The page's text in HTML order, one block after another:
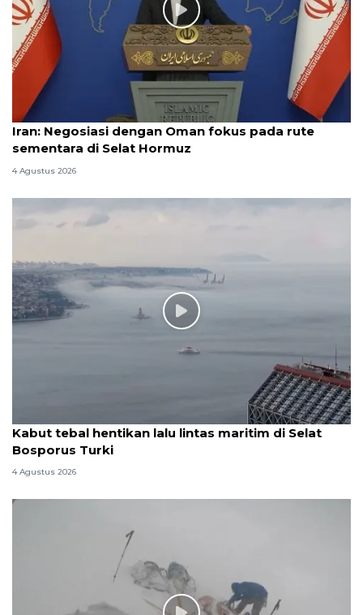
Iran: Negosiasi dengan Oman fokus pada rute
sementara di Selat Hormuz
4 Agustus 2026
Kabut tebal hentikan lalu lintas maritim di Selat
Bosporus Turki
4 Agustus 2026